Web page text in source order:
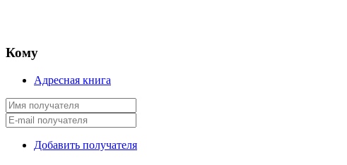
Кому
Адресная книга
Добавить получателя